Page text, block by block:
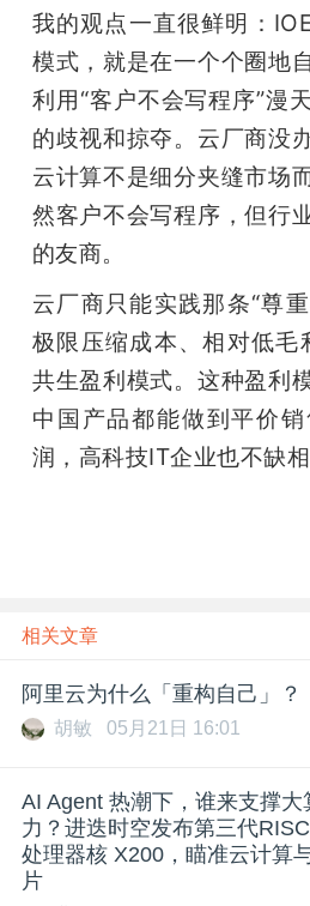
我的观点一直很鲜明：
模式，就是在一个个圈地
利用“客户不会写程序”漫
的歧视和掠夺。云厂商没
云计算不是细分夹缝市场
然客户不会写程序，但行
的友商。
云厂商只能实践那条“尊
极限压缩成本、相对低毛
共生盈利模式。这种盈利
中国产品都能做到平价
润，高科技IT企业也不缺相
相关文章
阿里云为什么「重构自己」？
胡敏 05月21日 16:01
AI Agent 热潮下，谁来支撑大
力？进迭时空发布第三代
处理器核 X200，瞄准云计算
片